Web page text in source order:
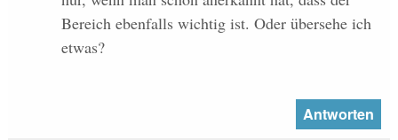
Bereich ebenfalls wichtig ist. Oder übersehe ich
etwas?
Antworten